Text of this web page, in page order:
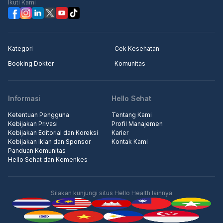
Ikuti Kami
Kategori
Cek Kesehatan
Booking Dokter
Komunitas
Informasi
Ketentuan Pengguna
Kebijakan Privasi
Kebijakan Editorial dan Koreksi
Kebijakan Iklan dan Sponsor
Panduan Komunitas
Hello Sehat dan Kemenkes
Hello Sehat
Tentang Kami
Profil Manajemen
Karier
Kontak Kami
Silakan kunjungi situs Hello Health lainnya